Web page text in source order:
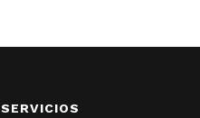
SERVICIOS